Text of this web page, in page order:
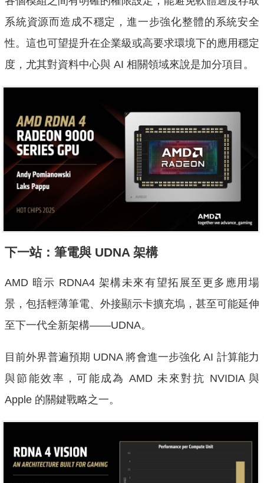
系統資源而造成不穩定，進一步強化整體的系統安全
性。這也可望提升在企業級或高要求環境下的應用穩定
度，尤其對資料中心與 AI 相關領域來說是加分項目。
下一站：筆電與 UDNA 架構
AMD 暗示 RDNA4 架構未來有望拓展至更多應用場
景，包括輕薄筆電、外接顯示卡擴充塢，甚至可能延伸
至下一代全新架構——UDNA。
目前外界普遍預期 UDNA 將會進一步強化 AI 計算能力
與節能效率，可能成為 AMD 未來對抗 NVIDIA 與
Apple 的關鍵戰略之一。